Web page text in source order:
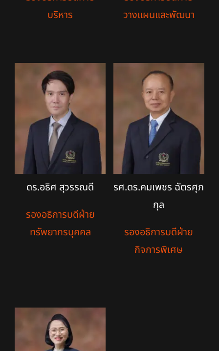
บริหาร
วางแผนและพัฒนา
ดร.อธิศ สุวรรณดี
รองอธิการบดีฝ่าย
ทรัพยากรบุคคล
รศ.ดร.คมเพชร ฉัตรศุภ
กุล
รองอธิการบดีฝ่าย
กิจการพิเศษ